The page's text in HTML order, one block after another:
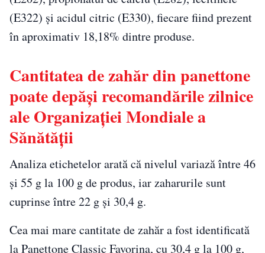
(E322) și acidul citric (E330), fiecare fiind prezent
în aproximativ 18,18% dintre produse.
Cantitatea de zahăr din panettone
poate depăși recomandările zilnice
ale Organizației Mondiale a
Sănătății
Analiza etichetelor arată că nivelul variază între 46
și 55 g la 100 g de produs, iar zaharurile sunt
cuprinse între 22 g și 30,4 g.
Cea mai mare cantitate de zahăr a fost identificată
la Panettone Classic Favorina, cu 30,4 g la 100 g,